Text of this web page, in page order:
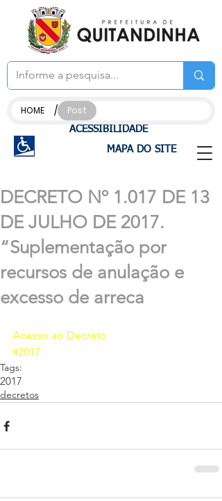
ACESSIBILIDADE
MAPA DO SITE
HOME / Post
DECRETO Nº 1.017 DE 13
DE JULHO DE 2017.
“Suplementação por
recursos de anulação e
excesso de arreca
Acesso ao Decreto
#2017
Tags:
2017
decretos